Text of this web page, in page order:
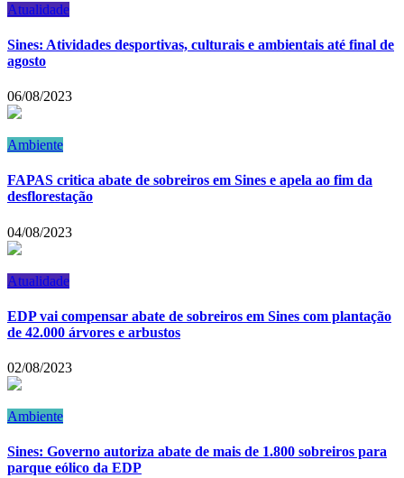
Atualidade
Sines: Atividades desportivas, culturais e ambientais até final de
agosto
06/08/2023
Ambiente
FAPAS critica abate de sobreiros em Sines e apela ao fim da
desflorestação
04/08/2023
Atualidade
EDP vai compensar abate de sobreiros em Sines com plantação
de 42.000 árvores e arbustos
02/08/2023
Ambiente
Sines: Governo autoriza abate de mais de 1.800 sobreiros para
parque eólico da EDP